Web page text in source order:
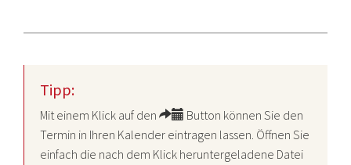
Tipp:
Mit einem Klick auf den
Button können Sie den
Termin in Ihren Kalender eintragen lassen. Öffnen Sie
einfach die nach dem Klick heruntergeladene Datei